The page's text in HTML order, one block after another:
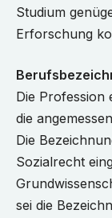
Studium
Erforschung
Die Profession
die
Die
Sozialrecht
sei die